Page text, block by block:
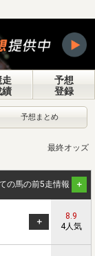
走
績
予想
登録
予想まとめ
最終オッズ
の馬の前5走情報
8.9
4人気